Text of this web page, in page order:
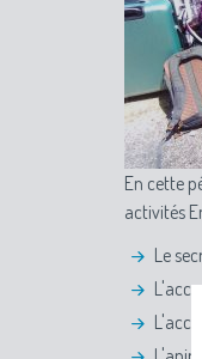
En cette
activités
Le